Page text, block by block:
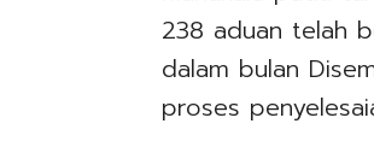
238 aduan telah
dalam bulan
proses